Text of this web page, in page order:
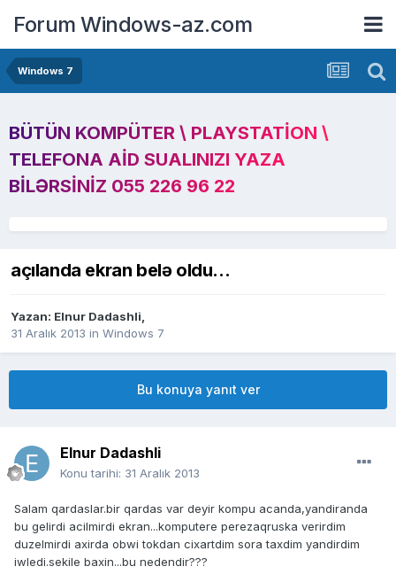
Forum Windows-az.com
Windows 7
BÜTÜN KOMPÜTER \ PLAYSTATION \
TELEFONA AID SUALINIZI YAZA
BILƏRSINIZ 055 226 96 22
açılanda ekran belə oldu...
Yazan: Elnur Dadashli,
31 Aralık 2013 in Windows 7
Bu konuya yanıt ver
Elnur Dadashli
Konu tarihi: 31 Aralık 2013
Salam qardaslar.bir qardas var deyir kompu acanda,yandiranda
bu gelirdi acilmirdi ekran...komputere perezaqruska verirdim
duzelmirdi axirda obwi tokdan cixartdim sora taxdim yandirdim
iwledi.sekile baxin...bu nedendir???